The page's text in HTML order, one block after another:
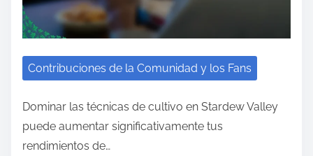
Contribuciones de la Comunidad y los Fans
Dominar las técnicas de cultivo en Stardew Valley
puede aumentar significativamente tus
rendimientos de…